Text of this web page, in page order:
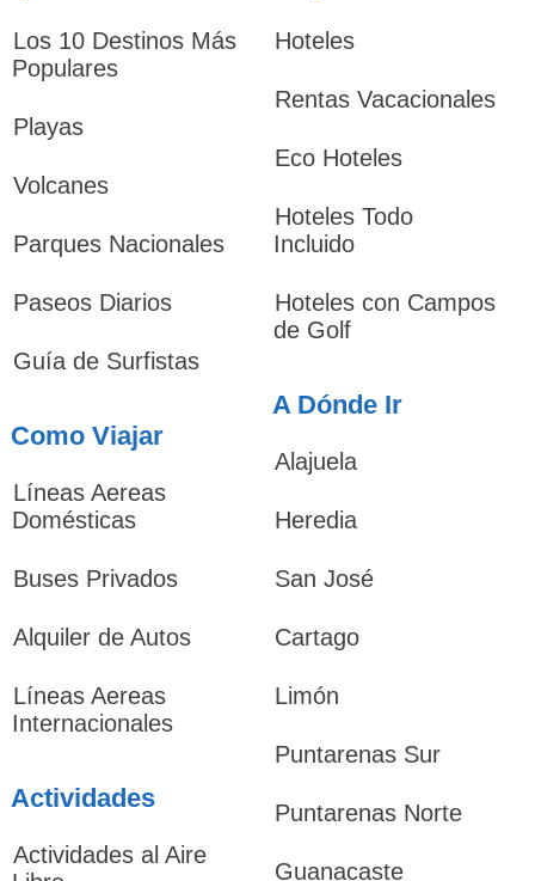
Los 10 Destinos Más
Populares
Playas
Volcanes
Parques Nacionales
Paseos Diarios
Guía de Surfistas
Como Viajar
Líneas Aereas
Domésticas
Buses Privados
Alquiler de Autos
Líneas Aereas
Internacionales
Actividades
Actividades al Aire
Hoteles
Rentas Vacacionales
Eco Hoteles
Hoteles Todo
Incluido
Hoteles con Campos
de Golf
A Dónde Ir
Alajuela
Heredia
San José
Cartago
Limón
Puntarenas Sur
Puntarenas Norte
Guanacaste